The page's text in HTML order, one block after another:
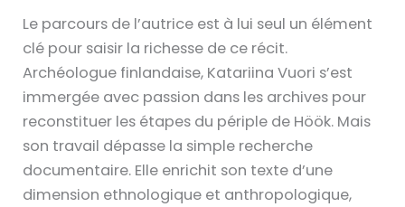
Le parcours de l’autrice est à lui seul un élément
clé pour saisir la richesse de ce récit.
Archéologue finlandaise, Katariina Vuori s’est
immergée avec passion dans les archives pour
reconstituer les étapes du périple de Höök. Mais
son travail dépasse la simple recherche
documentaire. Elle enrichit son texte d’une
dimension ethnologique et anthropologique,